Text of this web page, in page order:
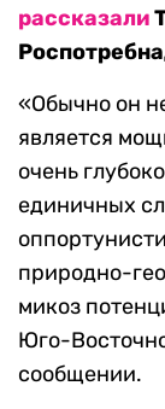
рассказали
«Обычно он
является
очень
единичных
природно-
микоз
Юго-
сообщении.